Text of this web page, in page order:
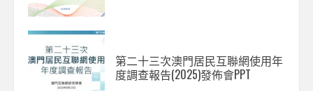
第二十三次澳門居民互聯網使用年
度調查報告(2025)發佈會PPT